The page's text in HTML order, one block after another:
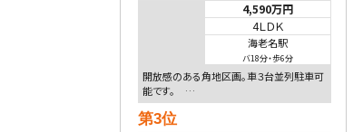
4,590万円
4ＬＤＫ
海老名駅
バ18分・歩6分
開放感のある角地区画。車３台並列駐車可
能です。 …
第3位